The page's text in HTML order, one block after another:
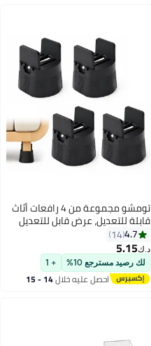
تومشو مجموعة من 4 رافعات أثاث
قابلة للتعديل، عرض قابل للتعديل
بوصة، رافعات سرير شديدة التحمل
بتصميم مشبك، أدوات تسوية تُثبّت
بمشابك لأرجل الكراسي والطاولات
والأرائك والخزائن، رافعات أرجل
4.7
14
د.ك‏5.15
لك رصيد مسترجع 10% + 1
احصل عليه خلال 14 - 15